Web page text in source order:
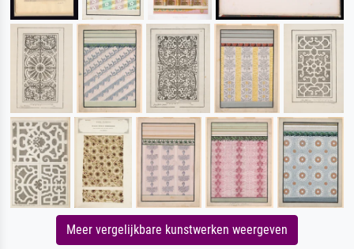
Meer vergelijkbare kunstwerken weergeven